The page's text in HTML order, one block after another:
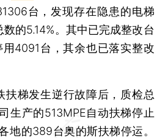
台，发现存在隐患的电梯
的5.14%。其中已完成整改台
4091台，其余也已落实整改
梯发生逆行故障后，质检总
生产的513MPE自动扶梯停止
地的389台奥的斯扶梯停运。